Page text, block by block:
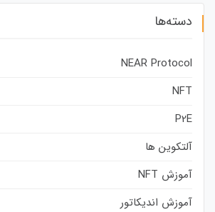
دسته‌ها
NEAR Protocol
NFT
P2E
آلتکوین ها
آموزش NFT
آموزش اندیکاتور